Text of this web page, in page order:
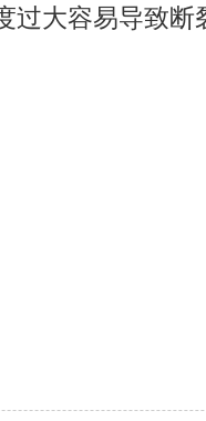
过大容易导致断